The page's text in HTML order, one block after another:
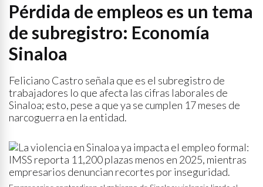
Pérdida de empleos es un tema
de subregistro: Economía
Sinaloa
Feliciano Castro señala que es el subregistro de
trabajadores lo que afecta las cifras laborales de
Sinaloa; esto, pese a que ya se cumplen 17 meses de
narcoguerra en la entidad.